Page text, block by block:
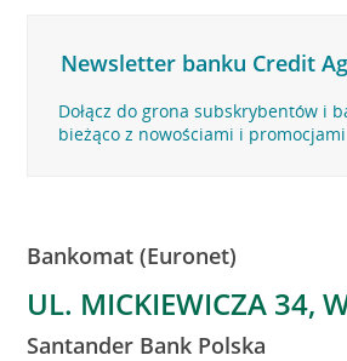
Newsletter banku Credit
Dołącz do grona subskrybentów i
bieżąco z nowościami i promocjami
Bankomat (Euronet)
UL. MICKIEWICZA 34,
Santander Bank Polska